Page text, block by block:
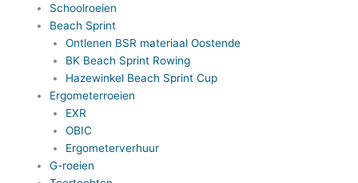
Schoolroeien
Beach Sprint
Ontlenen BSR materiaal Oostende
BK Beach Sprint Rowing
Hazewinkel Beach Sprint Cup
Ergometerroeien
EXR
OBIC
Ergometerverhuur
G-roeien